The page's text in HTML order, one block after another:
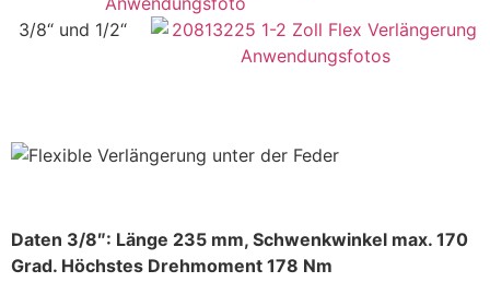
3/8“ und 1/2“
Daten 3/8″: Länge 235 mm, Schwenkwinkel max. 170
Grad. Höchstes Drehmoment 178 Nm